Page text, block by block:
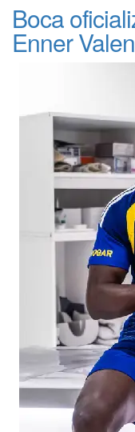
Boca
Enner